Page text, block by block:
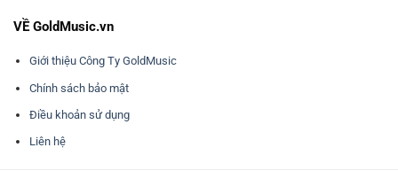
VỀ GoldMusic.vn
Giới thiệu Công Ty GoldMusic
Chính sách bảo mật
Điều khoản sử dụng
Liên hệ